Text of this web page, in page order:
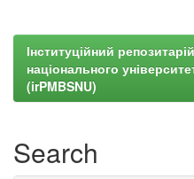
Інституційний
національного
(irPMBSNU)
Search